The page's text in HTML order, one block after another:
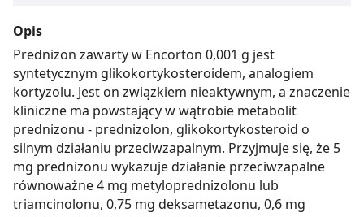
Opis
Prednizon zawarty w Encorton 0,001 g jest
syntetycznym glikokortykosteroidem, analogiem
kortyzolu. Jest on związkiem nieaktywnym, a znaczenie
kliniczne ma powstający w wątrobie metabolit
prednizonu - prednizolon, glikokortykosteroid o
silnym działaniu przeciwzapalnym. Przyjmuje się, że 5
mg prednizonu wykazuje działanie przeciwzapalne
równoważne 4 mg metyloprednizolonu lub
triamcinolonu, 0,75 mg deksametazonu, 0,6 mg